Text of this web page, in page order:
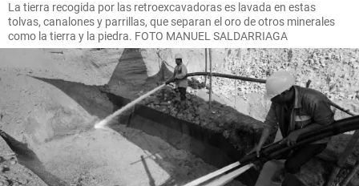
La tierra recogida por las retroexcavadoras es lavada en estas
tolvas, canalones y parrillas, que separan el oro de otros minerales
como la tierra y la piedra. FOTO MANUEL SALDARRIAGA